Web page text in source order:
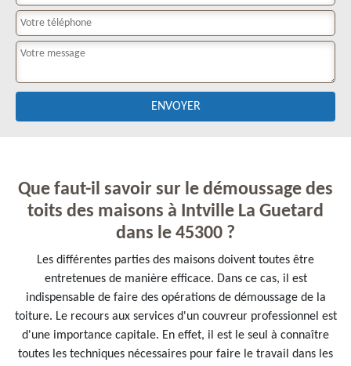
Que faut-il savoir sur le démoussage des
toits des maisons à Intville La Guetard
dans le 45300 ?
Les différentes parties des maisons doivent toutes être
entretenues de manière efficace. Dans ce cas, il est
indispensable de faire des opérations de démoussage de la
toiture. Le recours aux services d'un couvreur professionnel est
d'une importance capitale. En effet, il est le seul à connaître
toutes les techniques nécessaires pour faire le travail dans les